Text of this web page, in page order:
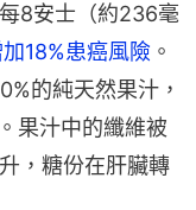
8安士（約236毫
18%患癌風險 。
的純天然果汁，
果汁中的纖維被
，糖份在肝臟轉